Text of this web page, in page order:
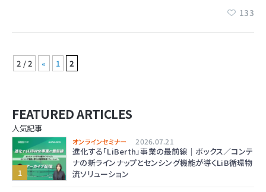
133
2 / 2 « 1 2
FEATURED ARTICLES
人気記事
オンラインセミナー 2026.07.21
進化する「LiBerth」事業の最前線｜ボックス／コンテ
ナの新ラインナップとセンシング機能が導くLiB循環物
流ソリューション